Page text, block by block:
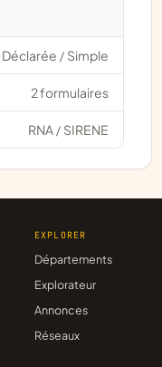
Déclarée / Simple
2 formulaires
RNA / SIRENE
EXPLORER
Départements
Explorateur
Annonces
Réseaux